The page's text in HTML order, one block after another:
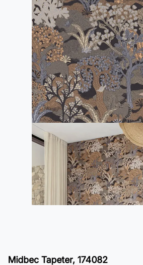
Midbec Tapeter, 174082